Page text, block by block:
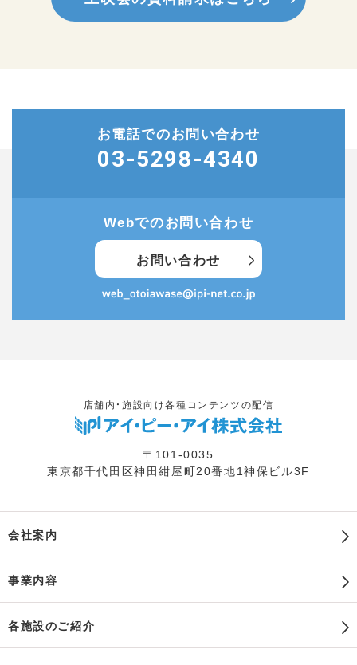
お電話でのお問い合わせ
03-5298-4340
Webでのお問い合わせ
お問い合わせ
店舗内・施設向け各種コンテンツの配信
〒101-0035
東京都千代田区神田紺屋町20番地1神保ビル3F
会社案内
事業内容
各施設のご紹介